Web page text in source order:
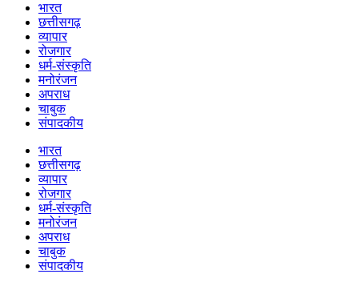
भारत
छत्तीसगढ़
व्यापार
रोजगार
धर्म-संस्कृति
मनोरंजन
अपराध
चाबुक
संपादकीय
भारत
छत्तीसगढ़
व्यापार
रोजगार
धर्म-संस्कृति
मनोरंजन
अपराध
चाबुक
संपादकीय